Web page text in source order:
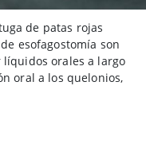
de patas rojas
esofagostomía son
orales a largo
oral a los quelonios,